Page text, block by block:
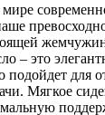
– это
подойдет для
Мягкое